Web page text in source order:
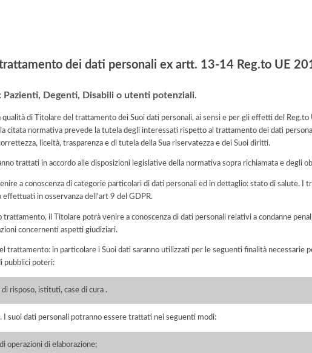
dei dati personali ex artt. 13-14 Reg.to UE
Pazienti, Degenti, Disabili o utenti potenziali.
di Titolare del trattamento dei Suoi dati personali, ai sensi e per gli effetti del
citata normativa prevede la tutela degli interessati rispetto al trattamento dei dati
liceità, trasparenza e di tutela della Sua riservatezza e dei Suoi diritti.
trattati in accordo alle disposizioni legislative della normativa sopra richiamata e degli
a conoscenza di categorie particolari di dati personali ed in dettaglio: stato di salute. I
effettuati in osservanza dell'art 9 del GDPR.
trattamento, il Titolare potrà venire a conoscenza di dati personali relativi a condanne
concernenti aspetti giudiziari.
trattamento: in particolare i Suoi dati saranno utilizzati per le seguenti finalità necessarie
pubblici poteri:
di risposo, istituti, case di cura .
I suoi dati personali potranno essere trattati nei seguenti modi:
operazioni di elaborazione;